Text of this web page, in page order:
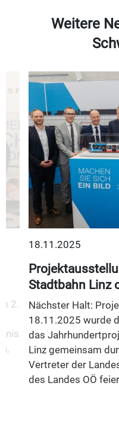
Weitere
2.
18.11.2025
Stadtbahn Linz
Nächster Halt:
18.11.2025 wurde
das
Linz gemeinsam
Vertreter der
des Landes OÖ